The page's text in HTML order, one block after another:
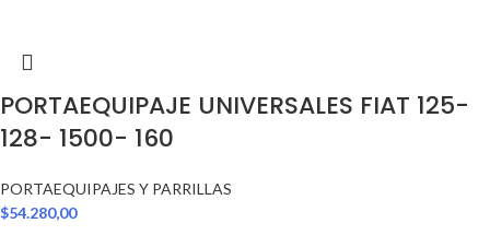
PORTAEQUIPAJE UNIVERSALES FIAT 125-
128- 1500- 160
PORTAEQUIPAJES Y PARRILLAS
$54.280,00